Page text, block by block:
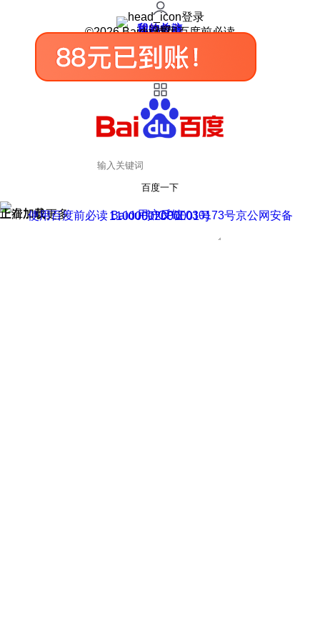
登录
我的关注
我的收藏
皮肤中心
用户反馈
设置
©2026 Baidu 使用百度前必读
百度一下
正在加载
上滑加载更多 用户反馈
使用百度前必读 Baidu 京ICP证030173号
京公网安备11000002000001号